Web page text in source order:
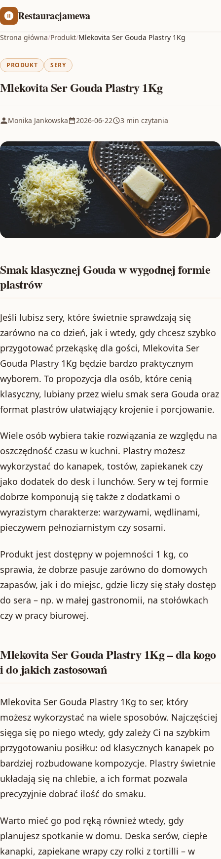
Restauracjamewa
Strona główna/Produkt/Mlekovita Ser Gouda Plastry 1Kg
PRODUKT SERY
Mlekovita Ser Gouda Plastry 1Kg
Monika Jankowska 2026-06-22 3 min czytania
Smak klasycznej Gouda w wygodnej formie
plastrów
Jeśli lubisz sery, które świetnie sprawdzają się
zarówno na co dzień, jak i wtedy, gdy chcesz szybko
przygotować przekąskę dla gości, Mlekovita Ser
Gouda Plastry 1Kg będzie bardzo praktycznym
wyborem. To propozycja dla osób, które cenią
klasyczny, lubiany przez wielu smak sera Gouda oraz
format plastrów ułatwiający krojenie i porcjowanie.
Wiele osób wybiera takie rozwiązania ze względu na
oszczędność czasu w kuchni. Plastry możesz
wykorzystać do kanapek, tostów, zapiekanek czy
jako dodatek do desk i lunchów. Sery w tej formie
dobrze komponują się także z dodatkami o
wyrazistym charakterze: warzywami, wędlinami,
pieczywem pełnoziarnistym czy sosami.
Produkt jest dostępny w pojemności 1 kg, co
sprawia, że dobrze pasuje zarówno do domowych
zapasów, jak i do miejsc, gdzie liczy się stały dostęp
do sera – np. w małej gastronomii, na stołówkach
czy w pracy biurowej.
Mlekovita Ser Gouda Plastry 1Kg – dla kogo
i do jakich zastosowań
Mlekovita Ser Gouda Plastry 1Kg to ser, który
możesz wykorzystać na wiele sposobów. Najczęściej
sięga się po niego wtedy, gdy zależy Ci na szybkim
przygotowaniu posiłku: od klasycznych kanapek po
bardziej rozbudowane kompozycje. Plastry świetnie
układają się na chlebie, a ich format pozwala
precyzyjnie dobrać ilość do smaku.
Warto mieć go pod ręką również wtedy, gdy
planujesz spotkanie w domu. Deska serów, ciepłe
kanapki, zapiekane wrapy czy rolki z tortilli – w